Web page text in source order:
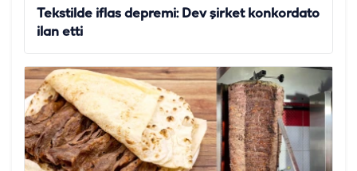
Tekstilde iflas depremi: Dev şirket konkordato
ilan etti